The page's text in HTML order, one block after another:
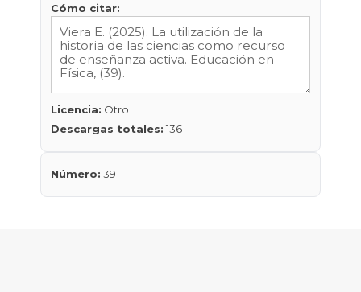
Cómo citar:
Licencia: Otro
Descargas totales: 136
Número: 39